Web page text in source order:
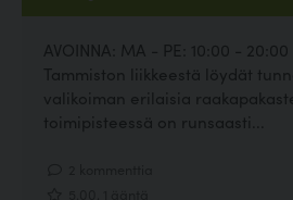
AVOINNA: MA - PE: 10:00 -
Tammiston liikkeestä löydät
valikoiman erilaisia
toimipisteessä on runsaasti...